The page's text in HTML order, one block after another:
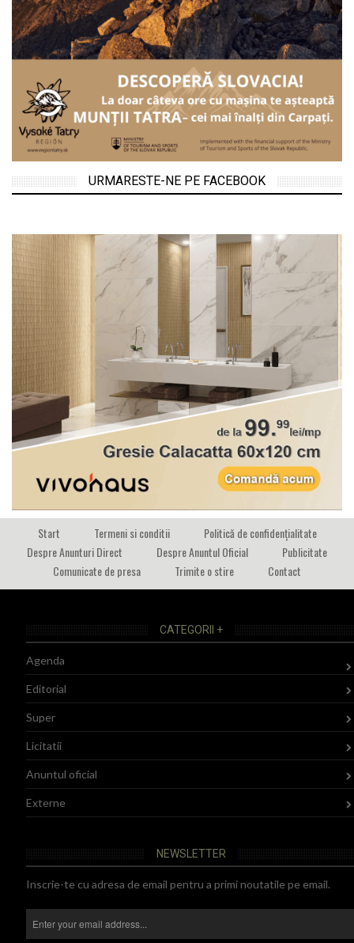
URMARESTE-NE PE FACEBOOK
Start Termeni si conditii
Politică de confidențialitate
Despre Anunturi Direct
Despre Anuntul Oficial
Publicitate
Comunicate de presa
Trimite o stire Contact
CATEGORII +
Agenda
Editorial
Super
Licitatii
Anuntul oficial
Externe
NEWSLETTER
Inscrie-te cu adresa de email pentru a primi noutatile pe email.